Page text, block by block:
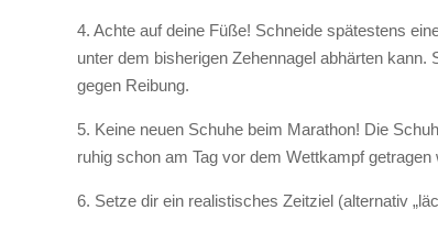
4. Achte auf deine Füße! Schneide spätestens
unter dem bisherigen Zehennagel abhärten
gegen Reibung.
5. Keine neuen Schuhe beim Marathon! Die
ruhig schon am Tag vor dem Wettkampf getragen
6. Setze dir ein realistisches Zeitziel (alternativ